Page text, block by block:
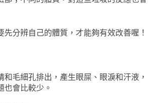
分辨自己的體質，才能夠有效改善喔！
毛細孔排出，產生眼屎、眼淚和汗液，
也會比較少。